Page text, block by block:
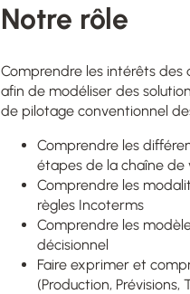
Notre rôle
Comprendre les intérêts des
afin de modéliser des
de pilotage conventionnel
Comprendre les
étapes de la chaîne de
Comprendre les
règles Incoterms
Comprendre les
décisionnel
Faire exprimer et
(Production,